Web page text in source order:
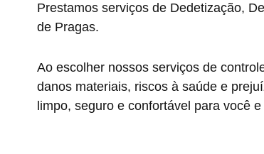
Prestamos serviços de Dedetização,
de Pragas.
Ao escolher nossos serviços de
danos materiais, riscos à saúde e
limpo, seguro e confortável para você